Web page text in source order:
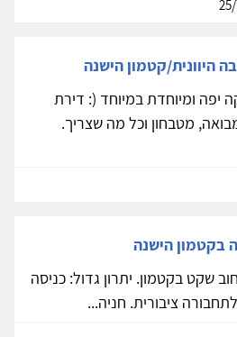
היוונית/קטמון הישנה
יפה ומיוחדת במיוחד (: דירת
מטבחון וכל מה שצריך.
בקטמון הישנה
שקט בקטמון. יתרון גדול: כניסה
ציבורית. חניה...